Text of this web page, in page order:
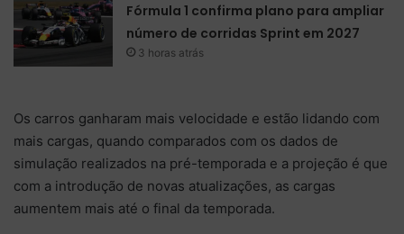
Fórmula 1 confirma plano para ampliar
número de corridas Sprint em 2027
3 horas atrás
Os carros ganharam mais velocidade e estão lidando com
mais cargas, quando comparados com os dados de
simulação realizados na pré-temporada e a projeção é que
com a introdução de novas atualizações, as cargas
aumentem mais até o final da temporada.